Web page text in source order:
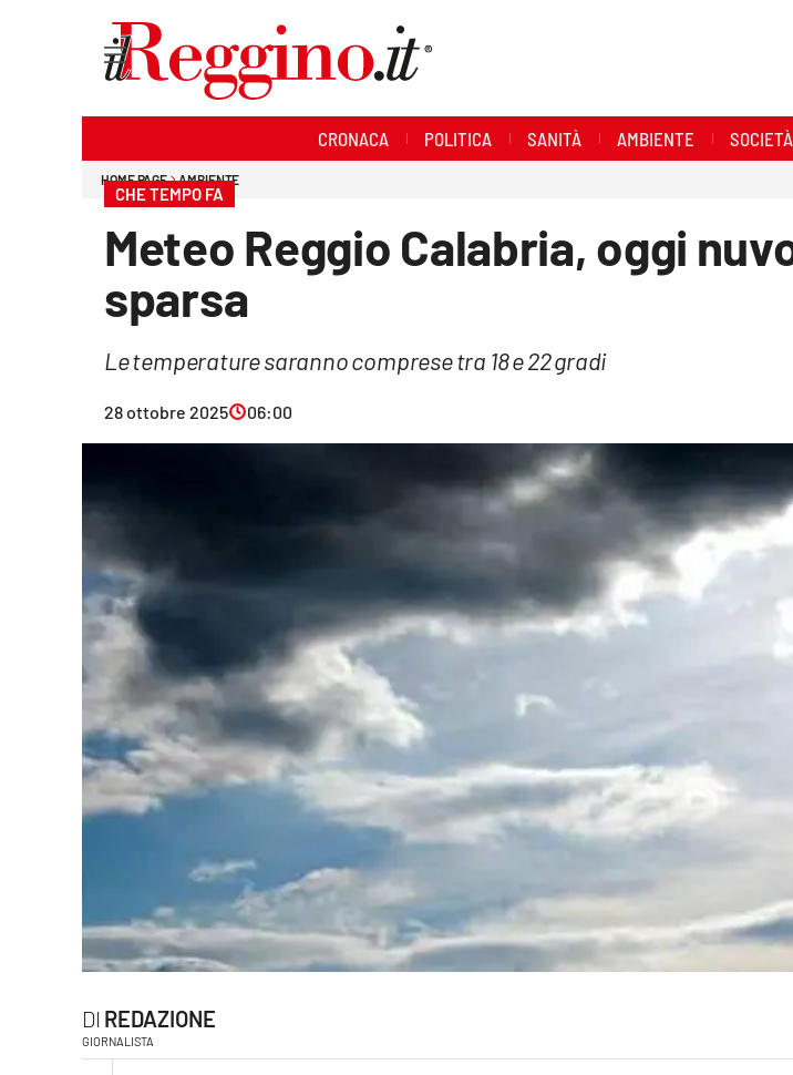
Streaming
Lac Network
CRONACA POLITICA SANITÀ AMBIENTE SOCIETÀ
HOME PAGE AMBIENTE
CHE TEMPO FA
Meteo Reggio Calabria, oggi
sparsa
Le temperature saranno comprese tra 18 e 22 gradi
28 ottobre 2025 06:00
REDAZIONE
GIORNALISTA